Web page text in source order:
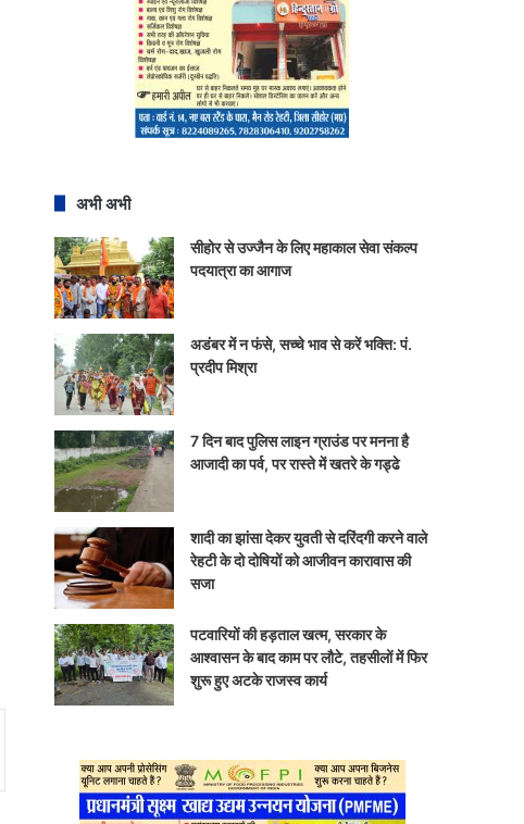
अभी अभी
सीहोर से उज्जैन के लिए महाकाल सेवा संकल्प
पदयात्रा का आगाज
अडंबर में न फंसे, सच्चे भाव से करें भक्ति: पं.
प्रदीप मिश्रा
7 दिन बाद पुलिस लाइन ग्राउंड पर मनना है
आजादी का पर्व, पर रास्ते में खतरे के गड्ढे
शादी का झांसा देकर युवती से दरिंदगी करने वाले
रेहटी के दो दोषियों को आजीवन कारावास की
सजा
पटवारियों की हड़ताल खत्म, सरकार के
आश्वासन के बाद काम पर लौटे, तहसीलों में फिर
शुरू हुए अटके राजस्व कार्य